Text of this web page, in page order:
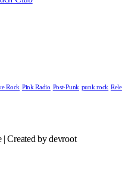
Rock Pink Radio Post-Punk punk rock
Created by devroot